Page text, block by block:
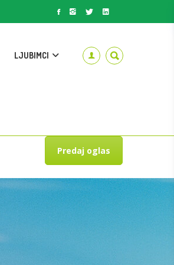
LJUBIMCI
Predaj oglas